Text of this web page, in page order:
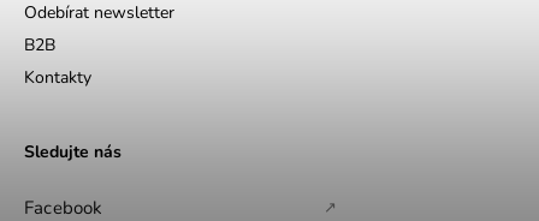
Odebírat newsletter
B2B
Kontakty
Sledujte nás
Facebook ↗